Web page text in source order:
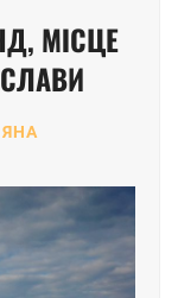
МІСЦЕ
ЯНА